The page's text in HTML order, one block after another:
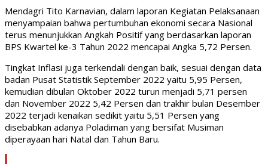
Mendagri Tito Karnavian, dalam laporan Kegiatan Pelaksanaan
menyampaian bahwa pertumbuhan ekonomi secara Nasional
terus menunjukkan Angkah Positif yang berdasarkan laporan
BPS Kwartel ke-3 Tahun 2022 mencapai Angka 5,72 Persen.
Tingkat Inflasi juga terkendali dengan baik, sesuai dengan data
badan Pusat Statistik September 2022 yaitu 5,95 Persen,
kemudian dibulan Oktober 2022 turun menjadi 5,71 persen
dan November 2022 5,42 Persen dan trakhir bulan Desember
2022 terjadi kenaikan sedikit yaitu 5,51 Persen yang
disebabkan adanya Poladiman yang bersifat Musiman
diperayaan hari Natal dan Tahun Baru.